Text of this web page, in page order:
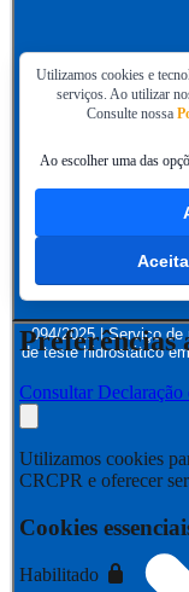
094/2025 | Serviço
de teste hidrostático
Utilizamos cookies e
serviços. Ao utilizar
Consulte nossa
Ao escolher uma das
Preferências
Consultar Declaração
Utilizamos cookies
CRCPR e oferecer
Cookies
Habilitado